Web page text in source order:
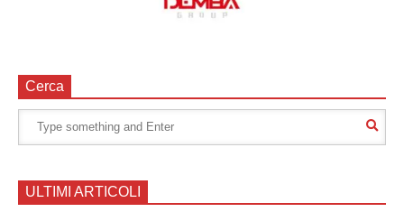
Cerca
ULTIMI ARTICOLI